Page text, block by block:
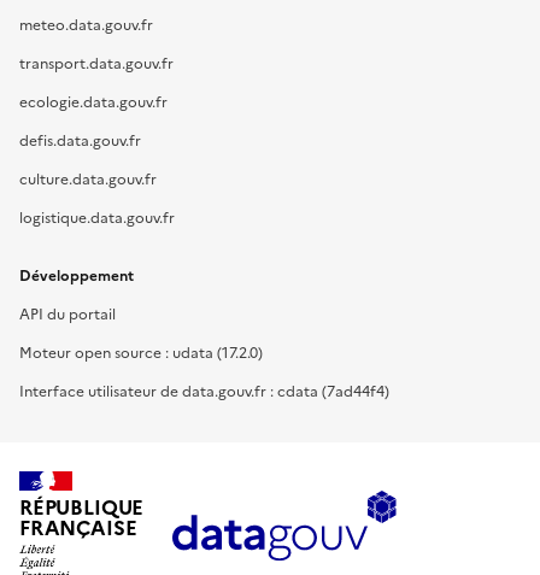
meteo.data.gouv.fr
transport.data.gouv.fr
ecologie.data.gouv.fr
defis.data.gouv.fr
culture.data.gouv.fr
logistique.data.gouv.fr
Développement
API du portail
Moteur open source : udata (17.2.0)
Interface utilisateur de data.gouv.fr : cdata (7ad44f4)
RÉPUBLIQUE
FRANÇAISE